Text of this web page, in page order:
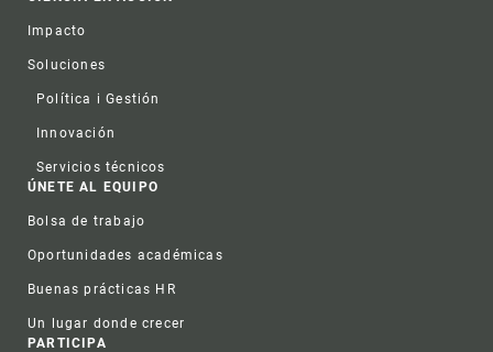
Impacto
Soluciones
Política i Gestión
Innovación
Servicios técnicos
ÚNETE AL EQUIPO
Bolsa de trabajo
Oportunidades académicas
Buenas prácticas HR
Un lugar donde crecer
PARTICIPA